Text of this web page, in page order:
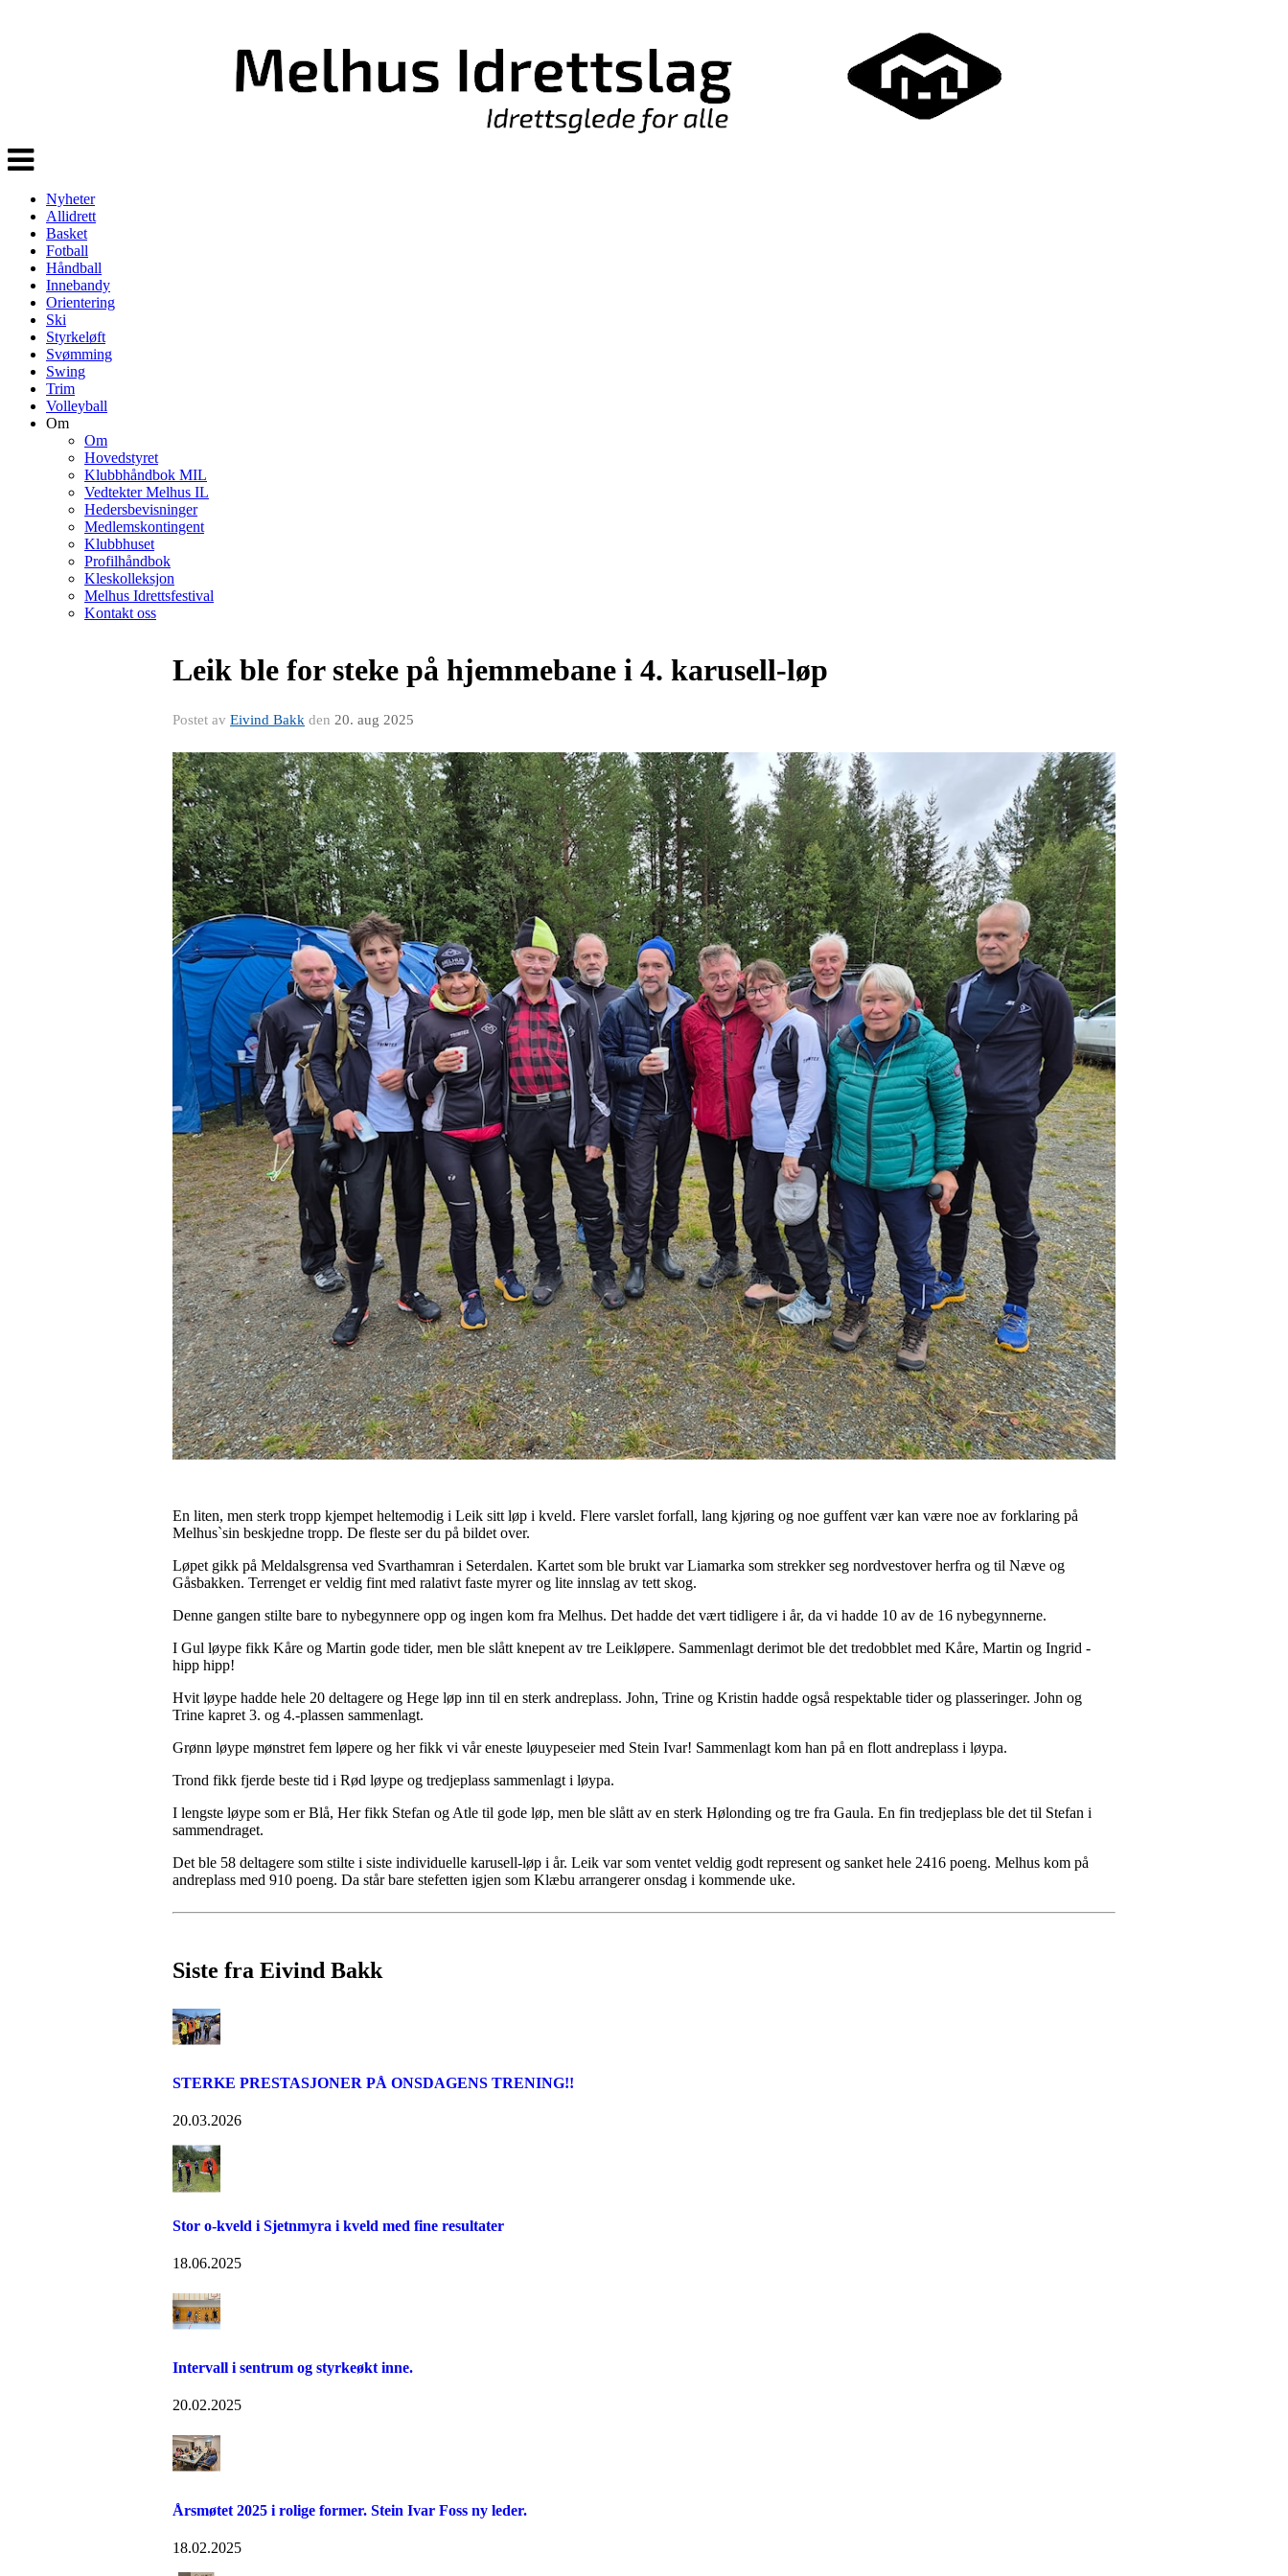
Veksle
navigasjon
Nyheter
Allidrett
Basket
Fotball
Håndball
Innebandy
Orientering
Ski
Styrkeløft
Svømming
Swing
Trim
Volleyball
Om
Om
Hovedstyret
Klubbhåndbok MIL
Vedtekter Melhus IL
Hedersbevisninger
Medlemskontingent
Klubbhuset
Profilhåndbok
Kleskolleksjon
Melhus Idrettsfestival
Kontakt oss
Leik ble for steke på hjemmebane i 4. karusell-løp
Postet av Eivind Bakk den 20. aug 2025
En liten, men sterk tropp kjempet heltemodig i Leik sitt løp i kveld. Flere varslet forfall, lang kjøring og noe guffent vær kan være noe av forklaring på
Melhus`sin beskjedne tropp. De fleste ser du på bildet over.
Løpet gikk på Meldalsgrensa ved Svarthamran i Seterdalen. Kartet som ble brukt var Liamarka som strekker seg nordvestover herfra og til Næve og
Gåsbakken. Terrenget er veldig fint med ralativt faste myrer og lite innslag av tett skog.
Denne gangen stilte bare to nybegynnere opp og ingen kom fra Melhus. Det hadde det vært tidligere i år, da vi hadde 10 av de 16 nybegynnerne.
I Gul løype fikk Kåre og Martin gode tider, men ble slått knepent av tre Leikløpere. Sammenlagt derimot ble det tredobblet med Kåre, Martin og Ingrid -
hipp hipp!
Hvit løype hadde hele 20 deltagere og Hege løp inn til en sterk andreplass. John, Trine og Kristin hadde også respektable tider og plasseringer. John og
Trine kapret 3. og 4.-plassen sammenlagt.
Grønn løype mønstret fem løpere og her fikk vi vår eneste løuypeseier med Stein Ivar! Sammenlagt kom han på en flott andreplass i løypa.
Trond fikk fjerde beste tid i Rød løype og tredjeplass sammenlagt i løypa.
I lengste løype som er Blå, Her fikk Stefan og Atle til gode løp, men ble slått av en sterk Hølonding og tre fra Gaula. En fin tredjeplass ble det til Stefan i
sammendraget.
Det ble 58 deltagere som stilte i siste individuelle karusell-løp i år. Leik var som ventet veldig godt represent og sanket hele 2416 poeng. Melhus kom på
andreplass med 910 poeng. Da står bare stefetten igjen som Klæbu arrangerer onsdag i kommende uke.
Siste fra Eivind Bakk
STERKE PRESTASJONER PÅ ONSDAGENS TRENING!!
20.03.2026
Stor o-kveld i Sjetnmyra i kveld med fine resultater
18.06.2025
Intervall i sentrum og styrkeøkt inne.
20.02.2025
Årsmøtet 2025 i rolige former. Stein Ivar Foss ny leder.
18.02.2025